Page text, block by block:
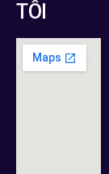
TÔI